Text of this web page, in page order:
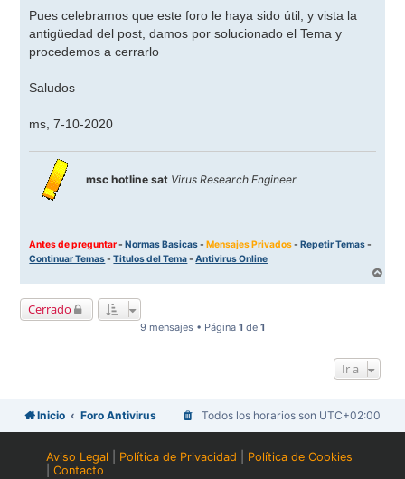
n
a
j
e
Pues celebramos que este foro le haya sido útil, y vista la
antigüedad del post, damos por solucionado el Tema y
procedemos a cerrarlo
Saludos
ms, 7-10-2020
msc hotline sat Virus Research Engineer
Antes de preguntar-Normas Basicas-Mensajes Privados-Repetir Temas-
Continuar Temas-Titulos del Tema-Antivirus Online
r
Cerrado
9 mensajes • Página 1 de 1
Ir a
Inicio Foro Antivirus Todos los horarios son UTC+02:00
Aviso Legal Política de Privacidad
Política de Cookies
|Contacto